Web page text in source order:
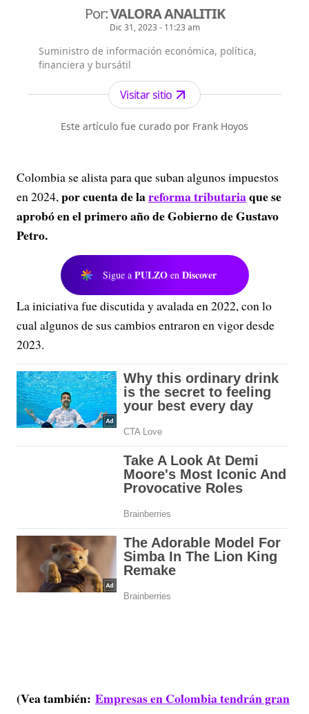
Por:VALORA ANALITIK
Dic 31, 2023 - 11:23 am
Suministro de información económica, política,
financiera y bursátil
Visitar sitio
Este artículo fue curado por Frank Hoyos
Colombia se alista para que suban algunos impuestos
en 2024,por cuenta de lareforma tributariaque se
aprobó en el primero año de Gobierno de Gustavo
Petro.
Sigue a PULZO en Discover
La iniciativa fue discutida y avalada en 2022, con lo
cual algunos de sus cambios entraron en vigor desde
2023.
(Vea también: Empresas en Colombia tendrán gran